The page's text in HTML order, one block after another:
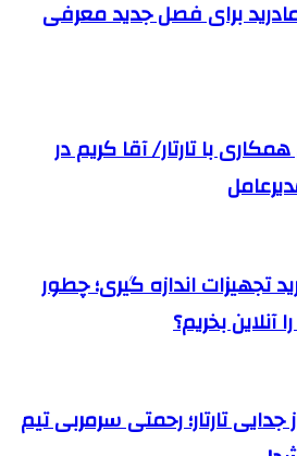
رئال مادرید برای فصل جدید معرفی
با تارتار/ آقا کریم در
تجهیزات اندازه گیری؛ چطور
آنلاین بخریم؟
تارتار؛ رحمتی سرمربی تیم